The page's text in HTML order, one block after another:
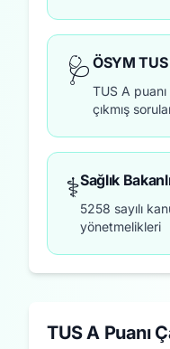
🩺 ÖSYM
TUS A
çıkmış
⚕️Sağlık
5258 sayılı
yönetmelikleri
TUS A Puanı